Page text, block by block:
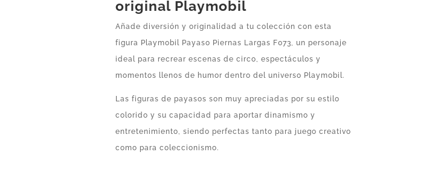
original Playmobil
Añade diversión y originalidad a tu colección con esta
figura Playmobil Payaso Piernas Largas F073, un personaje
ideal para recrear escenas de circo, espectáculos y
momentos llenos de humor dentro del universo Playmobil.
Las figuras de payasos son muy apreciadas por su estilo
colorido y su capacidad para aportar dinamismo y
entretenimiento, siendo perfectas tanto para juego creativo
como para coleccionismo.